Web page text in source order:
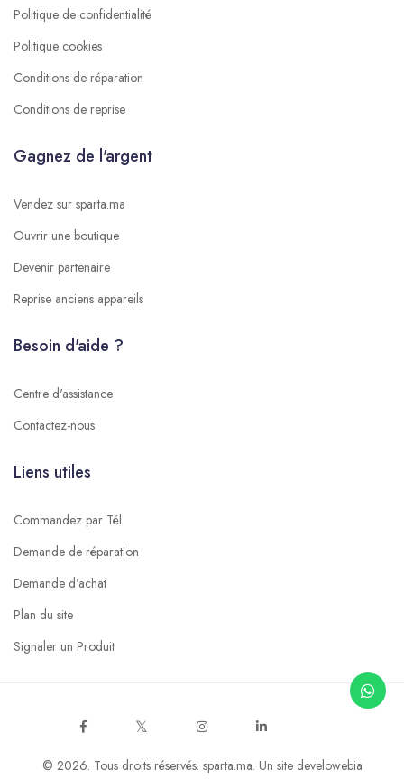
Politique de confidentialité
Politique cookies
Conditions de réparation
Conditions de reprise
Gagnez de l'argent
Vendez sur sparta.ma
Ouvrir une boutique
Devenir partenaire
Reprise anciens appareils
Besoin d'aide ?
Centre d'assistance
Contactez-nous
Liens utiles
Commandez par Tél
Demande de réparation
Demande d’achat
Plan du site
Signaler un Produit
© 2026. Tous droits réservés. sparta.ma. Un site develowebia